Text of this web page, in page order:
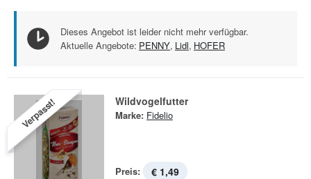
Dieses Angebot ist leider nicht mehr verfügbar.
Aktuelle Angebote: PENNY, Lidl, HOFER
Verpasst! Wildvogelfutter
Marke: Fidelio
Preis: € 1,49